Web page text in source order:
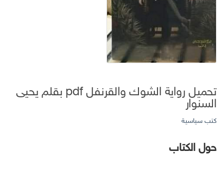
تحميل رواية الشوك والقرنفل pdf بقلم يحيى
السنوار
كتب سياسية
حول الكتاب